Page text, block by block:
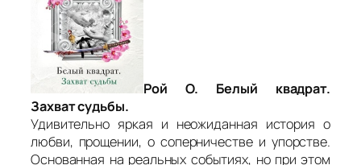
Рой О. Белый квадрат.
Захват судьбы.
Удивительно яркая и неожиданная история о
любви, прощении, о соперничестве и упорстве.
Основанная на реальных событиях, но при этом